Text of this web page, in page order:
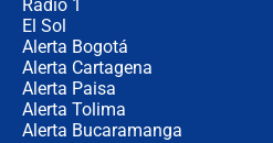
Radio 1
El Sol
Alerta Bogotá
Alerta Cartagena
Alerta Paisa
Alerta Tolima
Alerta Bucaramanga